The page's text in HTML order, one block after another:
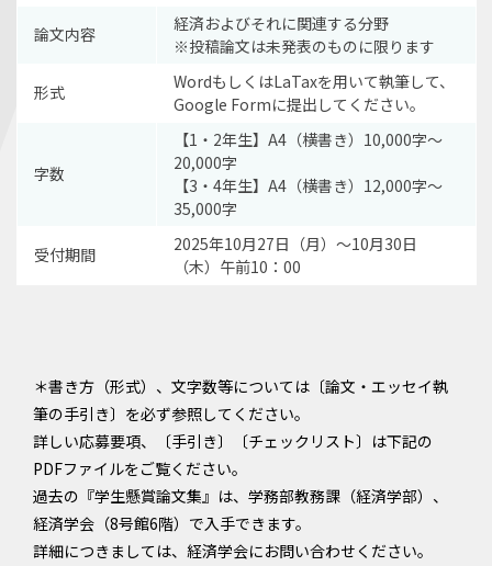
論文内容
経済およびそれに関連する分野
※投稿論文は未発表のものに限ります
形式
WordもしくはLaTaxを用いて執筆して、
Google Formに提出してください。
字数
【1・2年生】A4（横書き）10,000字〜
20,000字
【3・4年生】A4（横書き）12,000字〜
35,000字
受付期間
2025年10月27日（月）～10月30日
（木）午前10：00
＊書き方（形式）、文字数等については〔論文・エッセイ執
筆の手引き〕を必ず参照してください。
詳しい応募要項、〔手引き〕〔チェックリスト〕は下記の
PDFファイルをご覧ください。
過去の『学生懸賞論文集』は、学務部教務課（経済学部）、
経済学会（8号館6階）で入手できます。
詳細につきましては、経済学会にお問い合わせください。